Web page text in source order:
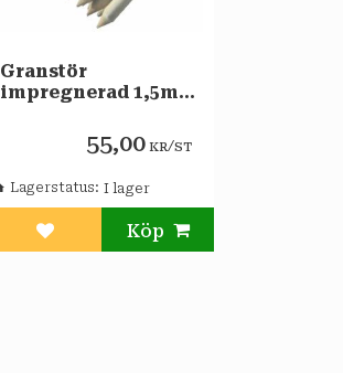
Granstör
impregnerad 1,5m
55,00 KR/ST
Lägg till i favoriter
Lagerstatus